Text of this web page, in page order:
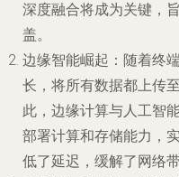
深度融合将成为关键，
盖。
边缘智能崛起 ：随着终
长，将所有数据都上传
此，边缘计算与人工智
部署计算和存储能力，
低了延迟，缓解了网络